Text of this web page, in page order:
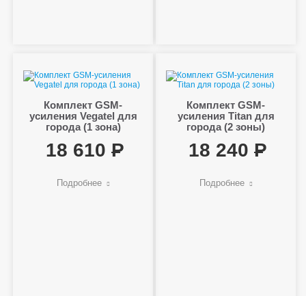
Комплект GSM-
усиления Vegatel для
города (1 зона)
18 610
Подробнее
Комплект GSM-
усиления Titan для
города (2 зоны)
18 240
Подробнее